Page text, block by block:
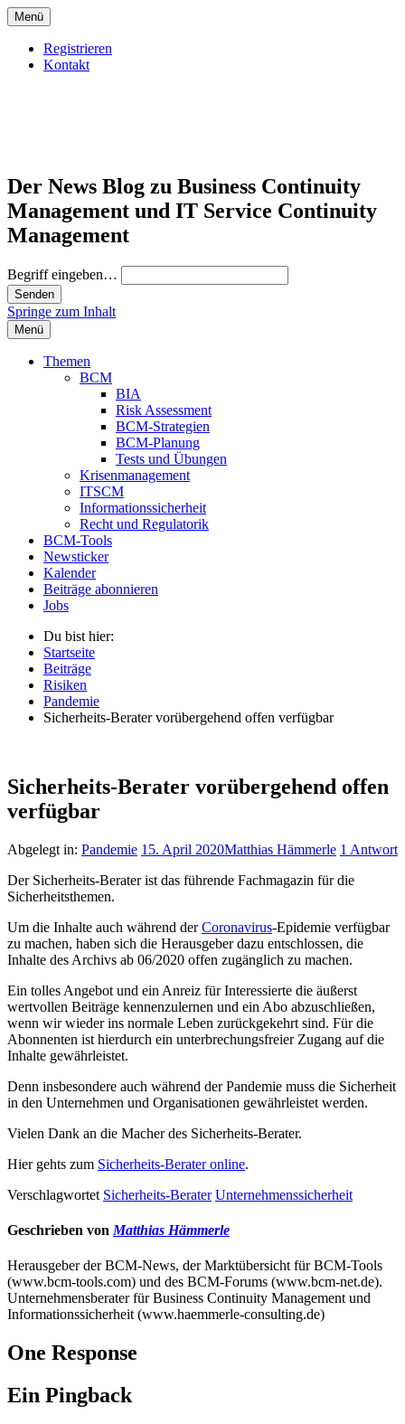
Menü
Registrieren
Kontakt
Der News Blog zu Business Continuity
Management und IT Service Continuity
Management
Begriff eingeben…
Springe zum Inhalt
Menü
Themen
BCM
BIA
Risk Assessment
BCM-Strategien
BCM-Planung
Tests und Übungen
Krisenmanagement
ITSCM
Informationssicherheit
Recht und Regulatorik
BCM-Tools
Newsticker
Kalender
Beiträge abonnieren
Jobs
Du bist hier:
Startseite
Beiträge
Risiken
Pandemie
Sicherheits-Berater vorübergehend offen verfügbar
Sicherheits-Berater vorübergehend offen
verfügbar
Abgelegt in: Pandemie 15. April 2020Matthias Hämmerle 1 Antwort
Der Sicherheits-Berater ist das führende Fachmagazin für die
Sicherheitsthemen.
Um die Inhalte auch während derCoronavirus-Epidemie verfügbar
zu machen, haben sich die Herausgeber dazu entschlossen, die
Inhalte des Archivs ab 06/2020 offen zugänglich zu machen.
Ein tolles Angebot und ein Anreiz für Interessierte die äußerst
wertvollen Beiträge kennenzulernen und ein Abo abzuschließen,
wenn wir wieder ins normale Leben zurückgekehrt sind. Für die
Abonnenten ist hierdurch ein unterbrechungsfreier Zugang auf die
Inhalte gewährleistet.
Denn insbesondere auch während der Pandemie muss die Sicherheit
in den Unternehmen und Organisationen gewährleistet werden.
Vielen Dank an die Macher des Sicherheits-Berater.
Hier gehts zum Sicherheits-Berater online.
Verschlagwortet Sicherheits-Berater Unternehmenssicherheit
Geschrieben von Matthias Hämmerle
Herausgeber der BCM-News, der Marktübersicht für BCM-Tools
(www.bcm-tools.com) und des BCM-Forums (www.bcm-net.de).
Unternehmensberater für Business Continuity Management und
Informationssicherheit (www.haemmerle-consulting.de)
One Response
Ein Pingback